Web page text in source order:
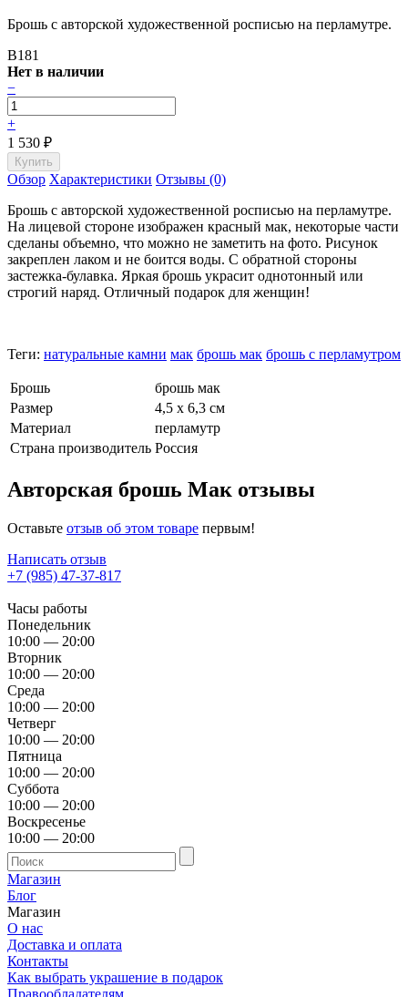
Брошь с авторской художественной росписью на перламутре.
B181
Нет в наличии
−
+
1 530 ₽
Обзор Характеристики Отзывы (0)
Брошь с авторской художественной росписью на перламутре.
На лицевой стороне изображен красный мак, некоторые части
сделаны объемно, что можно не заметить на фото. Рисунок
закреплен лаком и не боится воды. С обратной стороны
застежка-булавка. Яркая брошь украсит однотонный или
строгий наряд. Отличный подарок для женщин!
Теги: натуральные камни мак брошь мак брошь с перламутром
Брошь
брошь мак
Размер
4,5 х 6,3 см
Материал
перламутр
Страна производитель Россия
Авторская брошь Мак отзывы
Оставьте отзыв об этом товаре первым!
Написать отзыв
+7 (985) 47-37-817
Часы работы
Понедельник
10:00 — 20:00
Вторник
10:00 — 20:00
Среда
10:00 — 20:00
Четверг
10:00 — 20:00
Пятница
10:00 — 20:00
Суббота
10:00 — 20:00
Воскресенье
10:00 — 20:00
Магазин
Блог
Магазин
О нас
Доставка и оплата
Контакты
Как выбрать украшение в подарок
Правообладателям